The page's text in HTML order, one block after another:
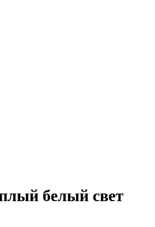
белый свет